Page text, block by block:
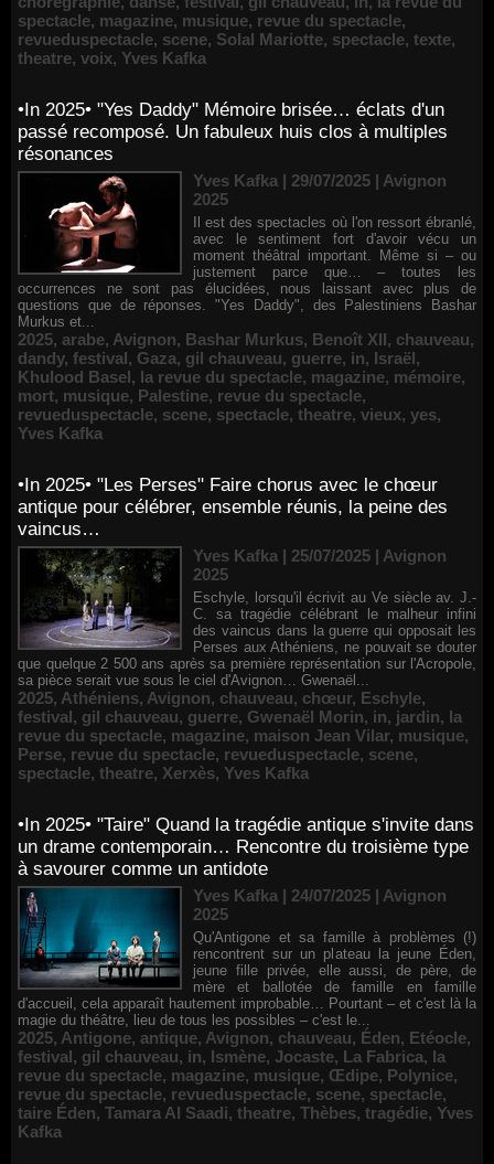
spectacle, magazine, musique, revue du spectacle,
revueduspectacle, scene, Solal Mariotte, spectacle, texte,
theatre, voix, Yves Kafka
•In 2025• "Yes Daddy" Mémoire brisée… éclats d'un
passé recomposé. Un fabuleux huis clos à multiples
résonances
Yves Kafka | 29/07/2025 | Avignon
2025
Il est des spectacles où l'on ressort ébranlé,
avec le sentiment fort d'avoir vécu un
moment théâtral important. Même si – ou
justement parce que… – toutes les
occurrences ne sont pas élucidées, nous laissant avec plus de
questions que de réponses. "Yes Daddy", des Palestiniens Bashar
Murkus et...
2025, arabe, Avignon, Bashar Murkus, Benoît XII, chauveau,
dandy, festival, Gaza, gil chauveau, guerre, in, Israël,
Khulood Basel, la revue du spectacle, magazine, mémoire,
mort, musique, Palestine, revue du spectacle,
revueduspectacle, scene, spectacle, theatre, vieux, yes,
Yves Kafka
•In 2025• "Les Perses" Faire chorus avec le chœur
antique pour célébrer, ensemble réunis, la peine des
vaincus…
Yves Kafka | 25/07/2025 | Avignon
2025
Eschyle, lorsqu'il écrivit au Ve siècle av. J.-
C. sa tragédie célébrant le malheur infini
des vaincus dans la guerre qui opposait les
Perses aux Athéniens, ne pouvait se douter
que quelque 2 500 ans après sa première représentation sur l'Acropole,
sa pièce serait vue sous le ciel d'Avignon… Gwenaël...
2025, Athéniens, Avignon, chauveau, chœur, Eschyle,
festival, gil chauveau, guerre, Gwenaël Morin, in, jardin, la
revue du spectacle, magazine, maison Jean Vilar, musique,
Perse, revue du spectacle, revueduspectacle, scene,
spectacle, theatre, Xerxès, Yves Kafka
•In 2025• "Taire" Quand la tragédie antique s'invite dans
un drame contemporain… Rencontre du troisième type
à savourer comme un antidote
Yves Kafka | 24/07/2025 | Avignon
2025
Qu'Antigone et sa famille à problèmes (!)
rencontrent sur un plateau la jeune Éden,
jeune fille privée, elle aussi, de père, de
mère et ballotée de famille en famille
d'accueil, cela apparaît hautement improbable… Pourtant – et c'est là la
magie du théâtre, lieu de tous les possibles – c'est le...
2025, Antigone, antique, Avignon, chauveau, Éden, Etéocle,
festival, gil chauveau, in, Ismène, Jocaste, La Fabrica, la
revue du spectacle, magazine, musique, Œdipe, Polynice,
revue du spectacle, revueduspectacle, scene, spectacle,
taire Éden, Tamara Al Saadi, theatre, Thèbes, tragédie, Yves
Kafka